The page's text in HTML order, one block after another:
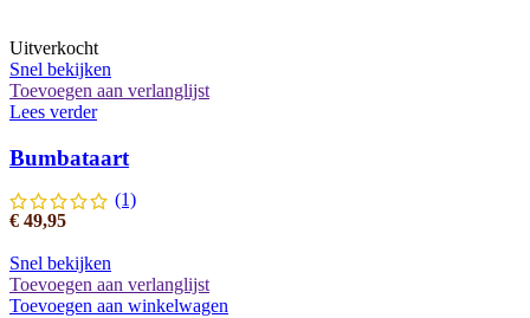
Uitverkocht
Snel bekijken
Toevoegen aan verlanglijst
Lees verder
Bumbataart
(1)
€ 49,95
Snel bekijken
Toevoegen aan verlanglijst
Toevoegen aan winkelwagen